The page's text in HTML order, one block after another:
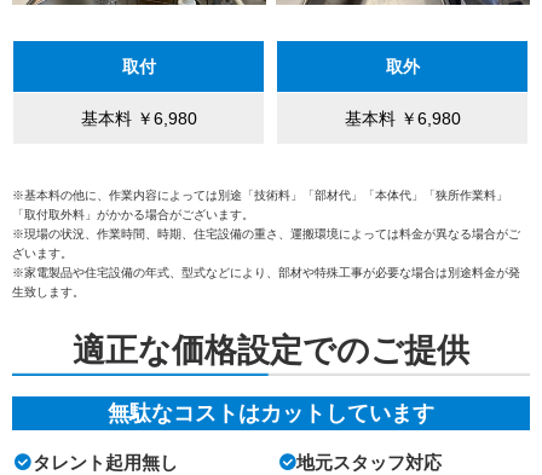
取付
基本料 ￥6,980
取外
基本料 ￥6,980
※基本料の他に、作業内容によっては別途「技術料」「部材代」「本体代」「狭所作業料」
「取付取外料」がかかる場合がございます。
※現場の状況、作業時間、時期、住宅設備の重さ、運搬環境によっては料金が異なる場合がご
ざいます。
※家電製品や住宅設備の年式、型式などにより、部材や特殊工事が必要な場合は別途料金が発
生致します。
適正な価格設定でのご提供
無駄なコストはカットしています
タレント起用無し 地元スタッフ対応